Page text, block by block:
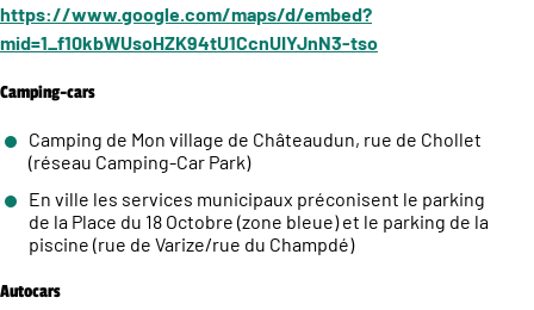
https://www.google.com/maps/d/embed?
mid=1_f10kbWUsoHZK94tU1CcnUIYJnN3-tso
Camping-cars
Camping de Mon village de Châteaudun, rue de Chollet
(réseau Camping-Car Park)
En ville les services municipaux préconisent le parking
de la Place du 18 Octobre (zone bleue) et le parking de la
piscine (rue de Varize/rue du Champdé)
Autocars